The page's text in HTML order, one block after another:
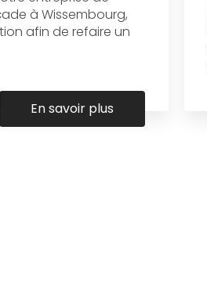
à Wissembourg,
afin de refaire un
En savoir plus